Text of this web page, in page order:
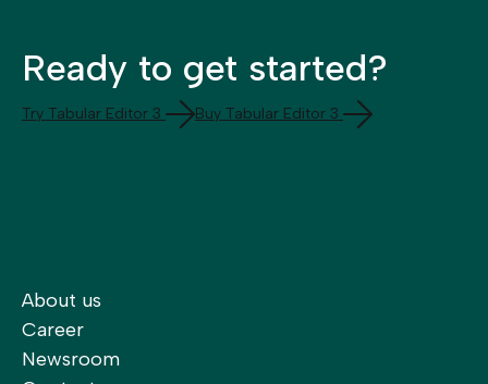
Ready to get started?
Try Tabular Editor 3 Buy Tabular Editor 3
About us
Career
Newsroom